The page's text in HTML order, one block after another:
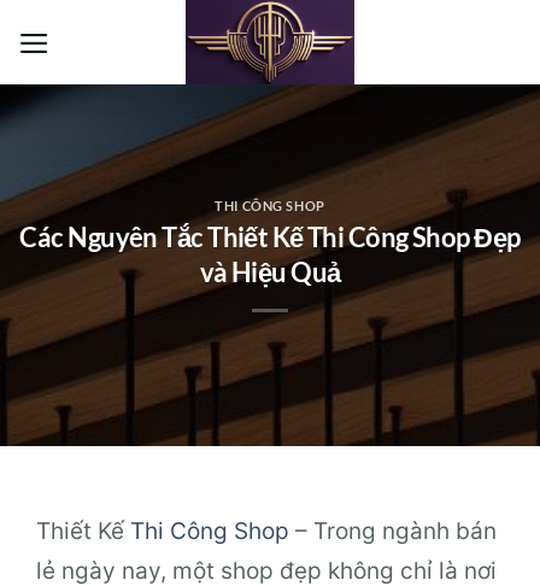
qua
dung
THI CÔNG SHOP
Các Nguyên Tắc Thiết Kế Thi Công Shop Đẹp
và Hiệu Quả
Thiết Kế Thi Công Shop – Trong ngành bán
lẻ ngày nay, một shop đẹp không chỉ là nơi